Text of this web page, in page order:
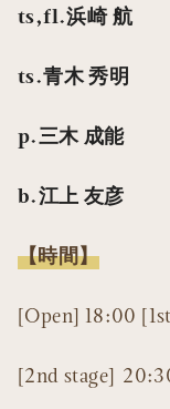
ts,fl.浜崎 航
ts.青木 秀明
p.三木 成能
b.江上 友彦
【時間】
[Open] 18:00
[2nd stage]